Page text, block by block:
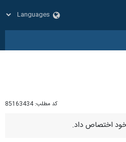
کد مطلب: 85163434